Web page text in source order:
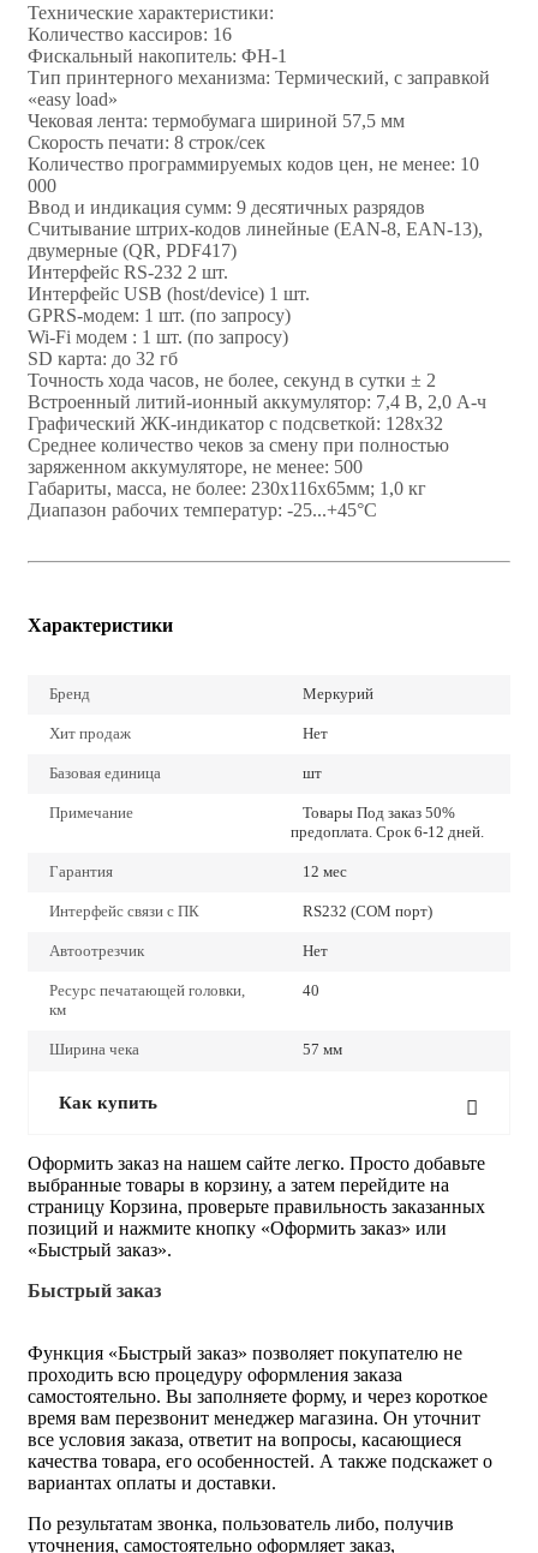
Технические характеристики:
Количество кассиров: 16
Фискальный накопитель: ФН-1
Тип принтерного механизма: Термический, с заправкой
«easy load»
Чековая лента: термобумага шириной 57,5 мм
Скорость печати: 8 строк/сек
Количество программируемых кодов цен, не менее: 10
000
Ввод и индикация сумм: 9 десятичных разрядов
Считывание штрих-кодов линейные (EAN-8, ЕАN-13),
двумерные (QR, PDF417)
Интерфейс RS-232 2 шт.
Интерфейс USB (host/device) 1 шт.
GPRS-модем: 1 шт. (по запросу)
Wi-Fi модем : 1 шт. (по запросу)
SD карта: до 32 гб
Точность хода часов, не более, секунд в сутки ± 2
Встроенный литий-ионный аккумулятор: 7,4 В, 2,0 А-ч
Графический ЖК-индикатор с подсветкой: 128х32
Среднее количество чеков за смену при полностью
заряженном аккумуляторе, не менее: 500
Габариты, масса, не более: 230х116х65мм; 1,0 кг
Диапазон рабочих температур: -25...+45°С
Характеристики
Бренд Меркурий
Хит продаж Нет
Базовая единица шт
Примечание
Товары Под заказ 50%
предоплата. Срок 6-12 дней.
Гарантия 12 мес
Интерфейс связи с ПК RS232 (COM порт)
Автоотрезчик Нет
Ресурс печатающей головки,
км
40
Ширина чека 57 мм
Как купить
Оформить заказ на нашем сайте легко. Просто добавьте
выбранные товары в корзину, а затем перейдите на
страницу Корзина, проверьте правильность заказанных
позиций и нажмите кнопку «Оформить заказ» или
«Быстрый заказ».
Быстрый заказ
Функция «Быстрый заказ» позволяет покупателю не
проходить всю процедуру оформления заказа
самостоятельно. Вы заполняете форму, и через короткое
время вам перезвонит менеджер магазина. Он уточнит
все условия заказа, ответит на вопросы, касающиеся
качества товара, его особенностей. А также подскажет о
вариантах оплаты и доставки.
По результатам звонка, пользователь либо, получив
уточнения, самостоятельно оформляет заказ,